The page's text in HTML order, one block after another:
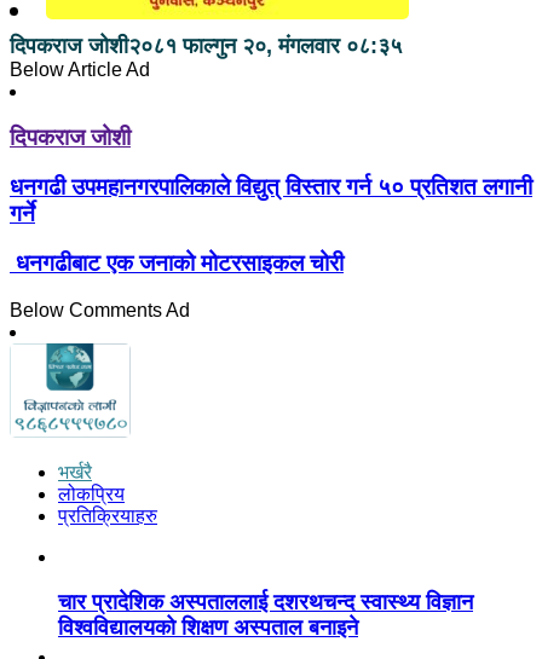
दिपकराज जोशी२०८१ फाल्गुन २०, मंगलवार ०८:३५
Below Article Ad
दिपकराज जोशी
धनगढी उपमहानगरपालिकाले विद्युत् विस्तार गर्न ५० प्रतिशत लगानी
गर्ने
धनगढीबाट एक जनाको मोटरसाइकल चोरी
Below Comments Ad
भर्खरै
लोकप्रिय
प्रतिक्रियाहरु
चार प्रादेशिक अस्पताललाई दशरथचन्द स्वास्थ्य विज्ञान
विश्वविद्यालयको शिक्षण अस्पताल बनाइने